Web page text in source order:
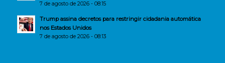
7 de agosto de 2026 - 08:15
Trump assina decretos para restringir cidadania automática
nos Estados Unidos
7 de agosto de 2026 - 08:13